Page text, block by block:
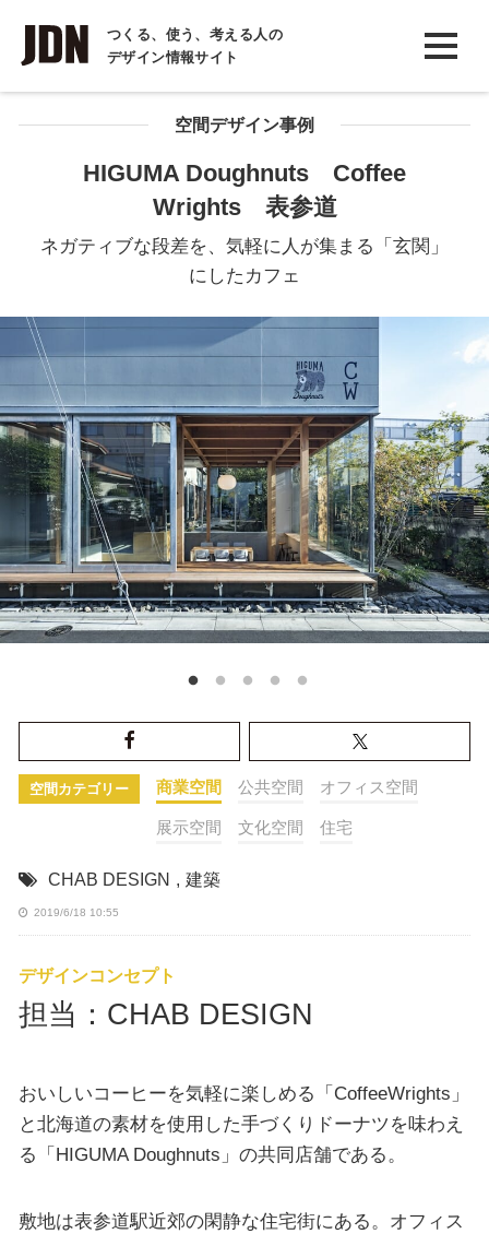
つくる、使う、考える人の
デザイン情報サイト
INTERVIEW
インタビュー
REPORT
COLUMN
コラム
空間デザイン事例
HIGUMA Doughnuts Coffee
Wrights 表参道
ネガティブな段差を、気軽に人が集まる「玄関」
にしたカフェ
空間カテゴリー 商業空間 公共空間 オフィス空間
展示空間 文化空間 住宅
CHAB DESIGN , 建築
2019/6/18 10:55
デザインコンセプト
担当：CHAB DESIGN
おいしいコーヒーを気軽に楽しめる「CoffeeWrights」
と北海道の素材を使用した手づくりドーナツを味わえ
る「HIGUMA Doughnuts」の共同店舗である。
敷地は表参道駅近郊の閑静な住宅街にある。オフィス